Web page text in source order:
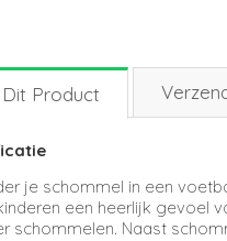
Product
je schommel in een
een heerlijk gevoel
schommelen. Naast